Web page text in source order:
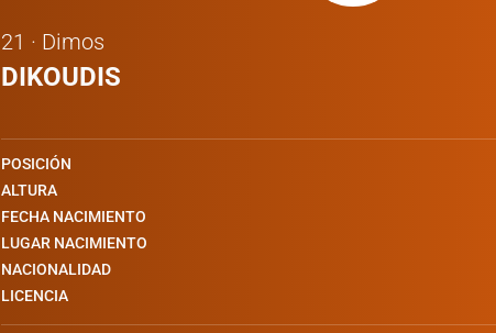
21 · Dimos
DIKOUDIS
POSICIÓN
ALTURA
FECHA NACIMIENTO
LUGAR NACIMIENTO
NACIONALIDAD
LICENCIA